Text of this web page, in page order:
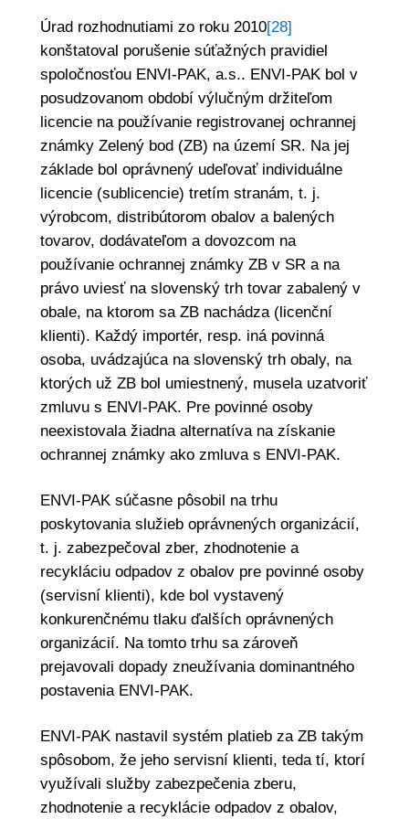
Úrad rozhodnutiami zo roku 2010[28]
konštatoval porušenie súťažných pravidiel
spoločnosťou ENVI-PAK, a.s.. ENVI-PAK bol v
posudzovanom období výlučným držiteľom
licencie na používanie registrovanej ochrannej
známky Zelený bod (ZB) na území SR. Na jej
základe bol oprávnený udeľovať individuálne
licencie (sublicencie) tretím stranám, t. j.
výrobcom, distribútorom obalov a balených
tovarov, dodávateľom a dovozcom na
používanie ochrannej známky ZB v SR a na
právo uviesť na slovenský trh tovar zabalený v
obale, na ktorom sa ZB nachádza (licenční
klienti). Každý importér, resp. iná povinná
osoba, uvádzajúca na slovenský trh obaly, na
ktorých už ZB bol umiestnený, musela uzatvoriť
zmluvu s ENVI-PAK. Pre povinné osoby
neexistovala žiadna alternatíva na získanie
ochrannej známky ako zmluva s ENVI-PAK.
ENVI-PAK súčasne pôsobil na trhu
poskytovania služieb oprávnených organizácií,
t. j. zabezpečoval zber, zhodnotenie a
recykláciu odpadov z obalov pre povinné osoby
(servisní klienti), kde bol vystavený
konkurenčnému tlaku ďalších oprávnených
organizácií. Na tomto trhu sa zároveň
prejavovali dopady zneužívania dominantného
postavenia ENVI-PAK.
ENVI-PAK nastavil systém platieb za ZB takým
spôsobom, že jeho servisní klienti, teda tí, ktorí
využívali služby zabezpečenia zberu,
zhodnotenie a recyklácie odpadov z obalov,